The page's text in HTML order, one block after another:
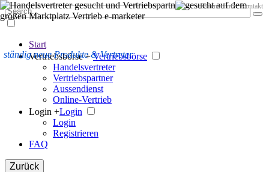
ständig neue Produkte & Vertreter
Datenschutz Kontakt
Start
Vertriebsbörse + Vertriebsbörse
Handelsvertreter
Vertriebspartner
Aussendienst
Online-Vertrieb
Login +Login
Login
Registrieren
FAQ
Zurück